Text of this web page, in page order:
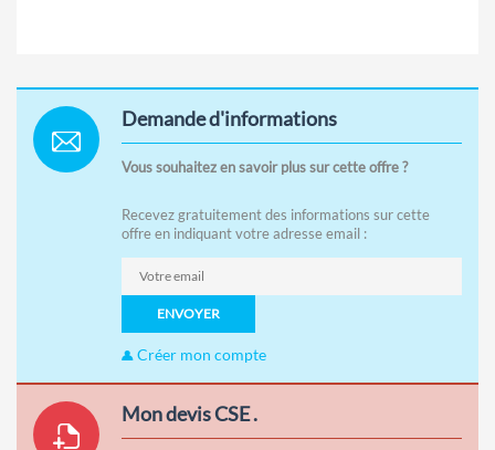
Demande d'informations
Vous souhaitez en savoir plus sur cette offre ?
Recevez gratuitement des informations sur cette
offre en indiquant votre adresse email :
ENVOYER
Créer mon compte
Mon devis CSE .